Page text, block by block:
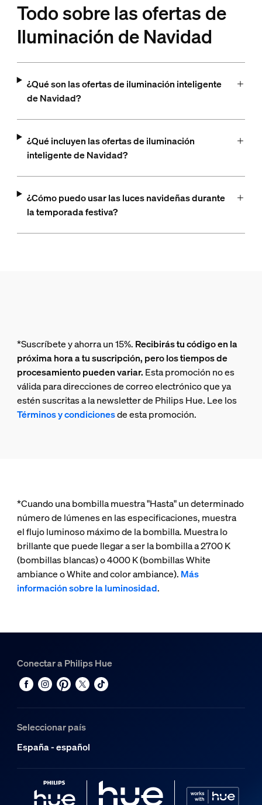
Todo sobre las ofertas de
Iluminación de Navidad
¿Qué son las ofertas de iluminación inteligente
de Navidad?
¿Qué incluyen las ofertas de iluminación
inteligente de Navidad?
¿Cómo puedo usar las luces navideñas durante
la temporada festiva?
*Suscríbete y ahorra un 15%. Recibirás tu código en la
próxima hora a tu suscripción, pero los tiempos de
procesamiento pueden variar. Esta promoción no es
válida para direcciones de correo electrónico que ya
estén suscritas a la newsletter de Philips Hue. Lee los
Términos y condicionesde esta promoción.
*Cuando una bombilla muestra "Hasta" un determinado
número de lúmenes en las especificaciones, muestra
el flujo luminoso máximo de la bombilla. Muestra lo
brillante que puede llegar a ser la bombilla a 2700 K
(bombillas blancas) o 4000 K (bombillas White
ambiance o White and color ambiance). Más
información sobre la luminosidad.
Conectar a Philips Hue
Seleccionar país
España - español